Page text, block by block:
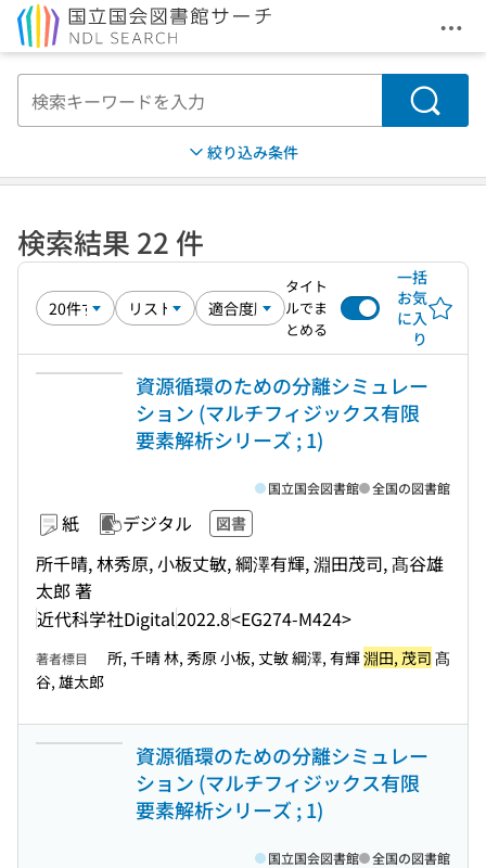
メ
検索
絞り込み条件
検索結果 22 件
タイト
ルでま
とめる
一括
お気
に入
り
資源循環のための分離シミュレー
ション (マルチフィジックス有限
要素解析シリーズ ; 1)
紙 デジタル 図書
所千晴, 林秀原, 小板丈敏, 綱澤有輝, 淵田茂司, 髙谷雄
太郎 著
近代科学社Digital2022.8<EG274-M424>
国立国会図書館 全国の図書館
著者標目 所, 千晴 林, 秀原 小板, 丈敏 綱澤, 有輝淵田, 茂司 髙
谷, 雄太郎
資源循環のための分離シミュレー
ション (マルチフィジックス有限
要素解析シリーズ ; 1)
国立国会図書館 全国の図書館